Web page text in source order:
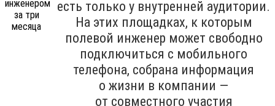
есть только у внутренней аудитории.
На этих площадках, к которым
полевой инженер может свободно
подключиться с мобильного
телефона, собрана информация
о жизни в компании —
от совместного участия